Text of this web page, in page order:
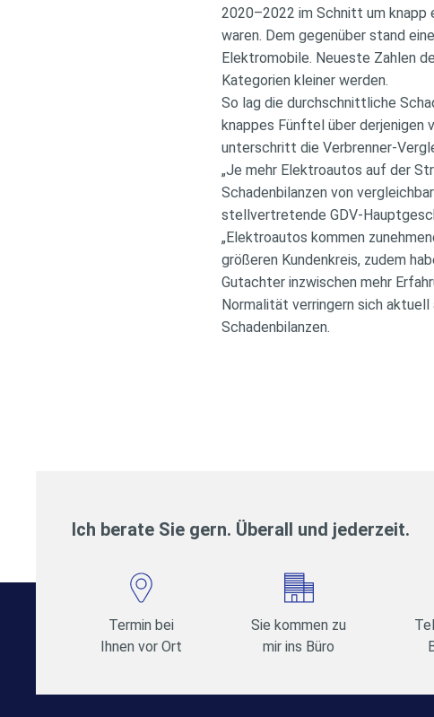
2020–2022 im Schnitt um knapp
waren. Dem gegenüber stand
Elektromobile. Neueste Zahlen
Kategorien kleiner werden.
So lag die durchschnittliche
knappes Fünftel über derjenigen
unterschritt die Verbrenner-
„Je mehr Elektroautos auf der
Schadenbilanzen von
stellvertretende GDV-
„Elektroautos kommen
größeren Kundenkreis, zudem
Gutachter inzwischen mehr
Normalität verringern sich
Schadenbilanzen.
Ich berate Sie gern. Überall und jederzeit.
Termin bei
Ihnen vor Ort
Sie kommen zu
mir ins Büro